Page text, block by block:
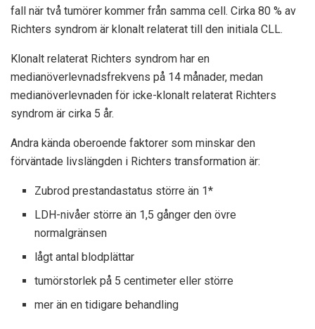
fall när två tumörer kommer från samma cell. Cirka 80 % av
Richters syndrom är klonalt relaterat till den initiala CLL.
Klonalt relaterat Richters syndrom har en
medianöverlevnadsfrekvens på 14 månader, medan
medianöverlevnaden för icke-klonalt relaterat Richters
syndrom är cirka 5 år.
Andra kända oberoende faktorer som minskar den
förväntade livslängden i Richters transformation är:
Zubrod prestandastatus större än 1*
LDH-nivåer större än 1,5 gånger den övre
normalgränsen
lågt antal blodplättar
tumörstorlek på 5 centimeter eller större
mer än en tidigare behandling